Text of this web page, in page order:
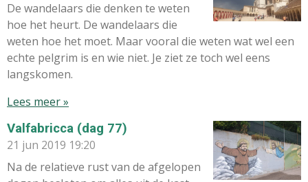
De wandelaars die denken te weten
hoe het heurt. De wandelaars die
weten hoe het moet. Maar vooral die weten wat wel een
echte pelgrim is en wie niet. Je ziet ze toch wel eens
langskomen.
Lees meer »
Valfabricca (dag 77)
21 jun 2019 19:20
Na de relatieve rust van de afgelopen